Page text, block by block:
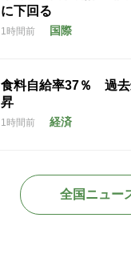
に下回る
1時間前 国際
食料自給率37％ 過
昇
1時間前 経済
全国ニュー